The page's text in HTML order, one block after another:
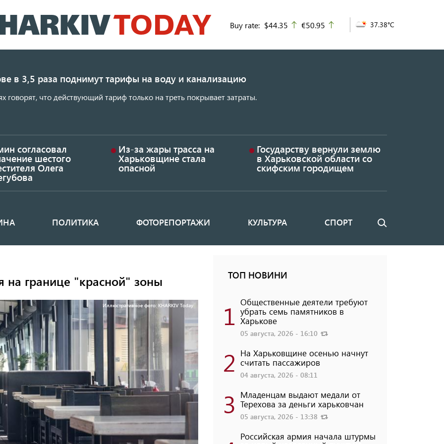
к
основному
Buy rate: $44.35 up
€50.95 37.38°C
в 3,5 раза поднимут тарифы на воду и канализацию
говорят, что действующий тариф только на треть покрывает затраты.
согласовал
шестого
Олега
Из-за жары трасса на
Харьковщине стала
опасной
Государству вернули землю
в Харьковской области со
скифским городищем
ПОЛИТИКА ФОТОРЕПОРТАЖИ КУЛЬТУРА СПОРТ Поиск
на границе "красной" зоны
Иллюстративное фото: KHARKIV Today
ТОП НОВИНИ
1 Общественные деятели требуют
убрать семь памятников в
Харькове
05 августа, 2026 - 16:10
2 На Харьковщине осенью начнут
считать пассажиров
04 августа, 2026 - 08:11
3 Младенцам выдают медали от
Терехова за деньги харьковчан
05 августа, 2026 - 13:38
Российская армия начала штурмы